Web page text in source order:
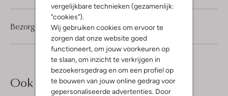
vergelijkbare technieken (gezamenlijk:
"cookies").
Wij gebruiken cookies om ervoor te
zorgen dat onze website goed
functioneert, om jouw voorkeuren op
te slaan, om inzicht te verkrijgen in
bezoekersgedrag en om een profiel op
te bouwen van jouw online gedrag voor
gepersonaliseerde advertenties. Door
Bezorgen & retourneren
Ook iets voor jou?